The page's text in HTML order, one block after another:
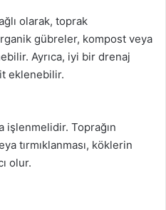
olarak, toprak
gübreler, kompost veya
Ayrıca, iyi bir drenaj
eklenebilir.
Toprağın
tırmıklanması, köklerin
olur.